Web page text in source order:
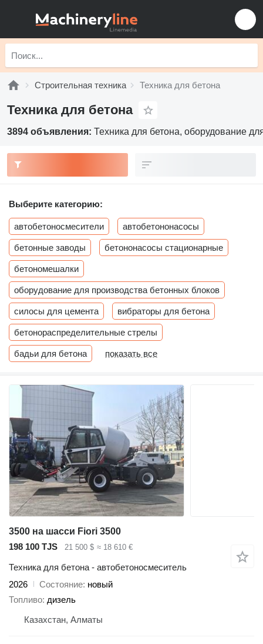
Строительная техника Техника для бетона
Техника для бетона
3894 объявления: Техника для бетона, оборудование
Выберите категорию:
автобетоносмесители автобетононасосы
бетонные заводы бетононасосы стационарные
бетономешалки
оборудование для производства бетонных блоков
силосы для цемента вибраторы для бетона
бетонораспределительные стрелы
бадьи для бетона показать все
3500 на шасси Fiori 3500
198 100 TJS
21 500 $ ≈ 18 610 €
Техника для бетона - автобетоносмеситель
2026
Состояние новый
Топливо дизель
Казахстан, Алматы